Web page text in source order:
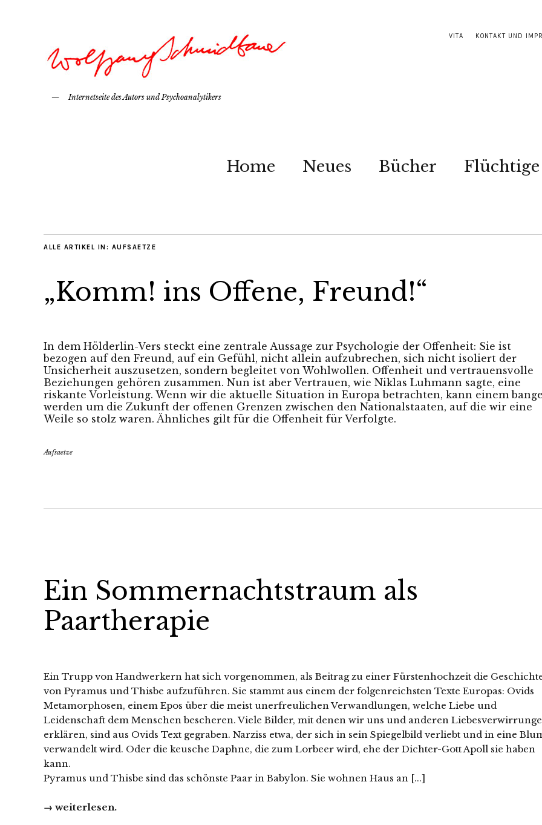
VITA KONTAKT UND
Internetseite des Autors und Psychoanalytikers
Home Neues Bücher Flüchtige
ALLE ARTIKEL IN: AUFSAETZE
„Komm! ins Offene, Freund!“
In dem Hölderlin-Vers steckt eine zentrale Aussage zur Psychologie der Offenheit: Sie ist
bezogen auf den Freund, auf ein Gefühl, nicht allein aufzubrechen, sich nicht isoliert der
Unsicherheit auszusetzen, sondern begleitet von Wohlwollen. Offenheit und vertrauensvolle
Beziehungen gehören zusammen. Nun ist aber Vertrauen, wie Niklas Luhmann sagte, eine
riskante Vorleistung. Wenn wir die aktuelle Situation in Europa betrachten, kann einem
werden um die Zukunft der offenen Grenzen zwischen den Nationalstaaten, auf die wir eine
Weile so stolz waren. Ähnliches gilt für die Offenheit für Verfolgte.
Aufsaetze
Ein Sommernachtstraum als
Paartherapie
Ein Trupp von Handwerkern hat sich vorgenommen, als Beitrag zu einer Fürstenhochzeit die
von Pyramus und Thisbe aufzuführen. Sie stammt aus einem der folgenreichsten Texte Europas: Ovids
Metamorphosen, einem Epos über die meist unerfreulichen Verwandlungen, welche Liebe und
Leidenschaft dem Menschen bescheren. Viele Bilder, mit denen wir uns und anderen
erklären, sind aus Ovids Text gegraben. Narziss etwa, der sich in sein Spiegelbild verliebt und in eine
verwandelt wird. Oder die keusche Daphne, die zum Lorbeer wird, ehe der Dichter-Gott Apoll sie haben
kann.
Pyramus und Thisbe sind das schönste Paar in Babylon. Sie wohnen Haus an [...]
→ weiterlesen.